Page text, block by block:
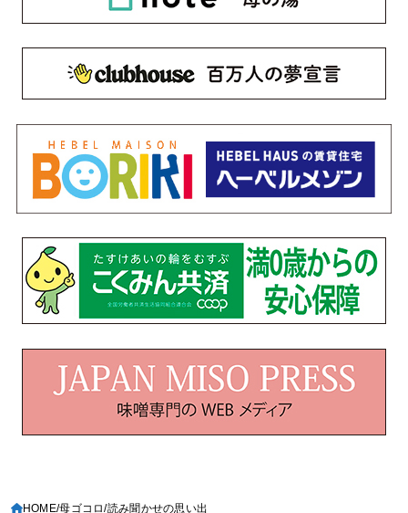
HOME 母ゴコロ 読み聞かせの思い出